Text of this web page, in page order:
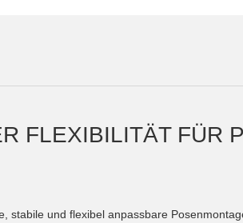
FLEXIBILITÄT FÜR
und flexibel anpassbare